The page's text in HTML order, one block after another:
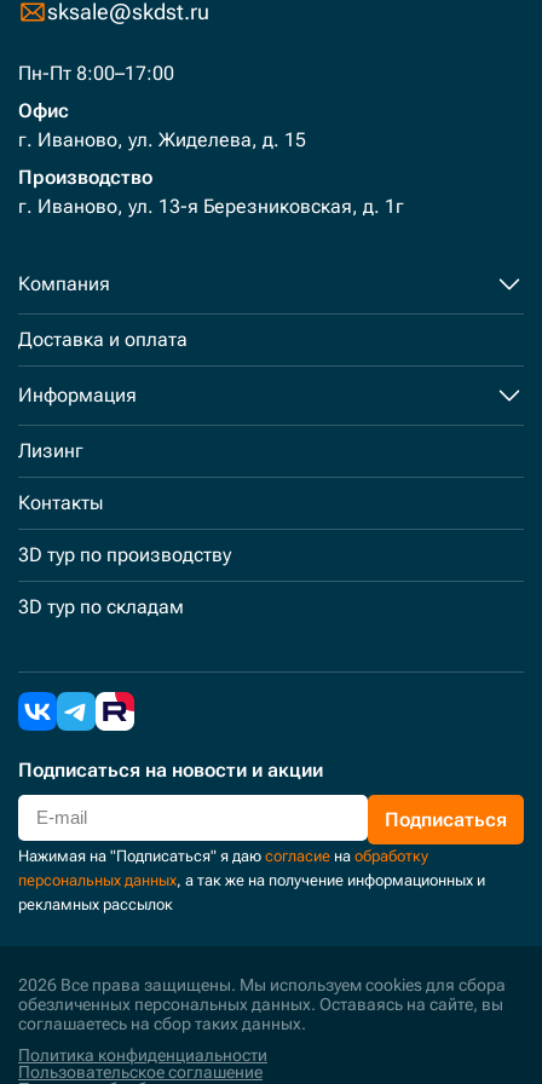
sksale@skdst.ru
Пн-Пт 8:00–17:00
Офис
г. Иваново, ул. Жиделева, д. 15
Производство
г. Иваново, ул. 13-я Березниковская, д. 1г
Компания
Доставка и оплата
Информация
Лизинг
Контакты
3D тур по производству
3D тур по складам
Подписаться на новости и акции
Подписаться
Нажимая на "Подписаться" я даю согласие на обработку
персональных данных, а так же на получение информационных и
рекламных рассылок
2026 Все права защищены. Мы используем cookies для сбора
обезличенных персональных данных. Оставаясь на сайте, вы
соглашаетесь на сбор таких данных.
Политика конфиденциальности
Пользовательское соглашение